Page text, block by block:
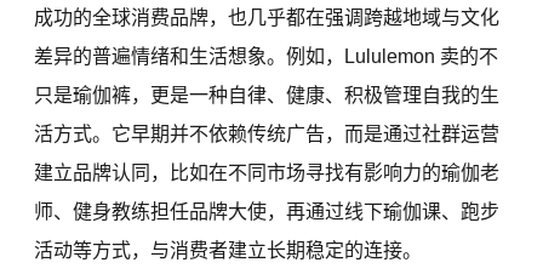
成功的全球消费品牌，也几乎都在强调跨越地域与文化
差异的普遍情绪和生活想象。例如，Lululemon 卖的不
只是瑜伽裤，更是一种自律、健康、积极管理自我的生
活方式。它早期并不依赖传统广告，而是通过社群运营
建立品牌认同，比如在不同市场寻找有影响力的瑜伽老
师、健身教练担任品牌大使，再通过线下瑜伽课、跑步
活动等方式，与消费者建立长期稳定的连接。